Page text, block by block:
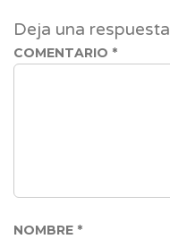
Deja una respuesta
COMENTARIO *
NOMBRE *